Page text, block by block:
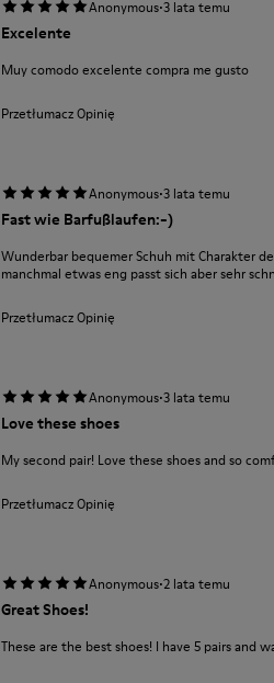
Anonymous·3 lata temu
Excelente
Muy comodo excelente compra me gusto
Przetłumacz Opinię
Anonymous·3 lata temu
Fast wie Barfußlaufen:-)
Wunderbar bequemer Schuh mit Charakter
manchmal etwas eng passt sich aber sehr
Przetłumacz Opinię
Anonymous·3 lata temu
Love these shoes
My second pair! Love these shoes and so
Przetłumacz Opinię
Anonymous·2 lata temu
Great Shoes!
These are the best shoes! I have 5 pairs and